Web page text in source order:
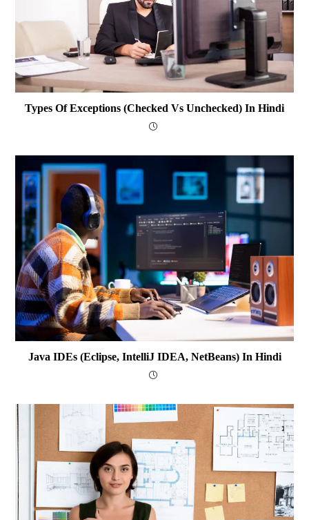
Types Of Exceptions (Checked Vs Unchecked) In Hindi
Java IDEs (Eclipse, IntelliJ IDEA, NetBeans) In Hindi